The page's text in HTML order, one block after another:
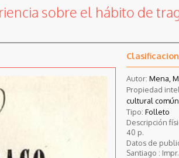
sobre el hábito de
Autor: Mena,
Propiedad
cultural común
Tipo: Folleto
Descripción
40 p.
Datos de
Santiago :